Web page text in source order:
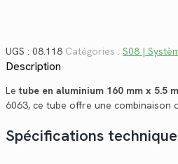
UGS : 08.118 Catégories : S08 |
Description
Letube en aluminium 160 mm x 5.5
6063, ce tube offre une
Spécifications